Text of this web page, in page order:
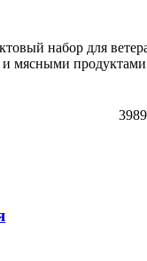
набор для
мясными продуктами